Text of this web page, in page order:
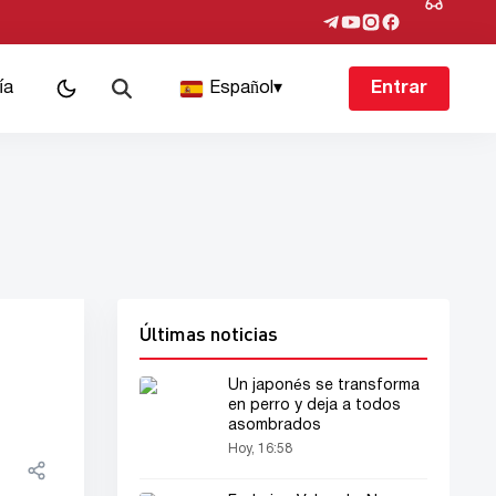
Español▾ Entrar
Últimas noticias
Un japonés se transforma
en perro y deja a todos
asombrados
Hoy, 16:58